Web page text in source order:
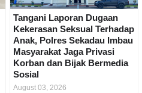
Tangani Laporan Dugaan
Kekerasan Seksual Terhadap
Anak, Polres Sekadau Imbau
Masyarakat Jaga Privasi
Korban dan Bijak Bermedia
Sosial
August 03, 2026